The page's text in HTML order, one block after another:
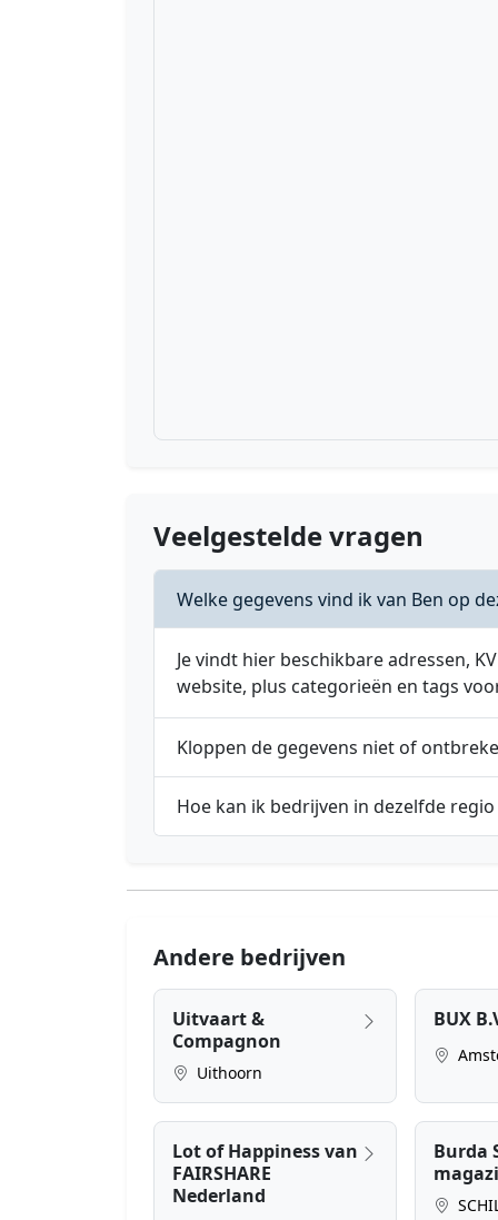
Veelgestelde vragen
Welke gegevens vind ik van Ben op
Je vindt hier beschikbare adressen,
website, plus categorieën en tags
Kloppen de gegevens niet of
Hoe kan ik bedrijven in dezelfde regio
Andere bedrijven
Uitvaart &
Compagnon
Uithoorn
BUX
Lot of Happiness van
FAIRSHARE
Nederland
Burda